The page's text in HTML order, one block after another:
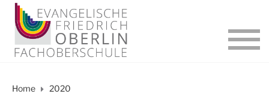
Home 2020